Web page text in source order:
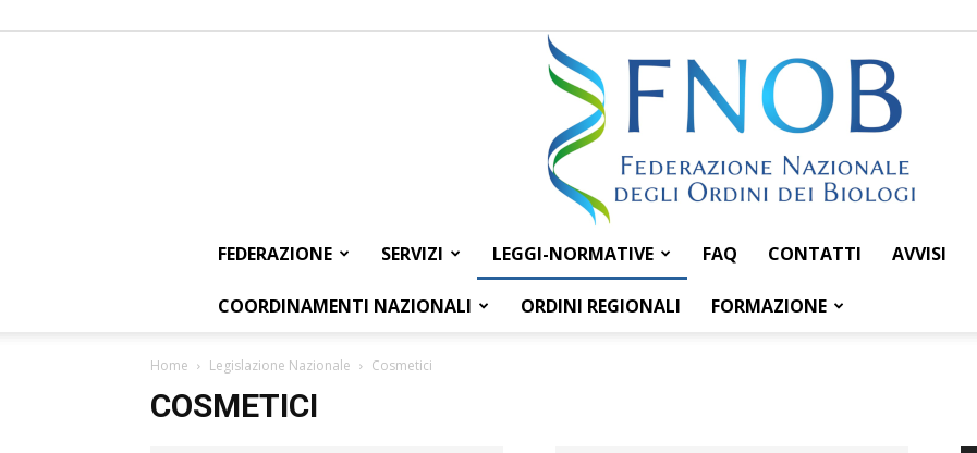
Federazione
FEDERAZIONE SERVIZI LEGGI-NORMATIVE FAQ CONTATTI AVVISI
COORDINAMENTI NAZIONALI ORDINI REGIONALI FORMAZIONE
Home Legislazione Nazionale Cosmetici
COSMETICI